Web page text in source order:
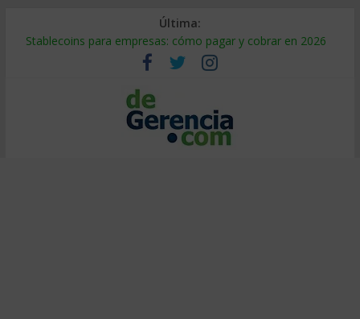
Última:
Stablecoins para empresas: cómo pagar y cobrar en 2026
Despido silencioso: qué es y por qué sale tan caro
IA en selección de personal: cómo auditarla a tiempo
Trabajo forzoso en la cadena de suministro: qué hacer
Mercado hispano de EE. UU.: cómo segmentarlo y venderle